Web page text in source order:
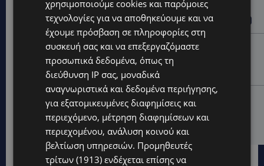
BLUE ISLAND: Φιλέτο Σολομού με αρωματικά νούντλς
– Η ανατολίτικη πινελιά στο τραπέζι σας – (Βίντεο)
VIBE NEWS
Νέα διεθνής διάκριση και παγκόσμιο ρεκόρ για το
Nissan Qashqai e-POWER
UPDATES
ΠΥΡΚΑΓΙΑ ΣΤΗΝ ΛΕΥΚΩΣΙΑ: Κινητοποίηση του
Τμήματος Δασών στον Άγιο Ιωάννη Μαλούντας
χρησιμοποιούμε cookies και παρόμοιες
τεχνολογίες για να αποθηκεύουμε και να
έχουμε πρόσβαση σε πληροφορίες στη
συσκευή σας και να επεξεργαζόμαστε
προσωπικά δεδομένα, όπως τη
διεύθυνση IP σας, μοναδικά
αναγνωριστικά και δεδομένα περιήγησης,
για εξατομικευμένες διαφημίσεις και
περιεχόμενο, μέτρηση διαφημίσεων και
περιεχομένου, ανάλυση κοινού και
βελτίωση υπηρεσιών. Προμηθευτές
τρίτων (1913) ενδέχεται επίσης να